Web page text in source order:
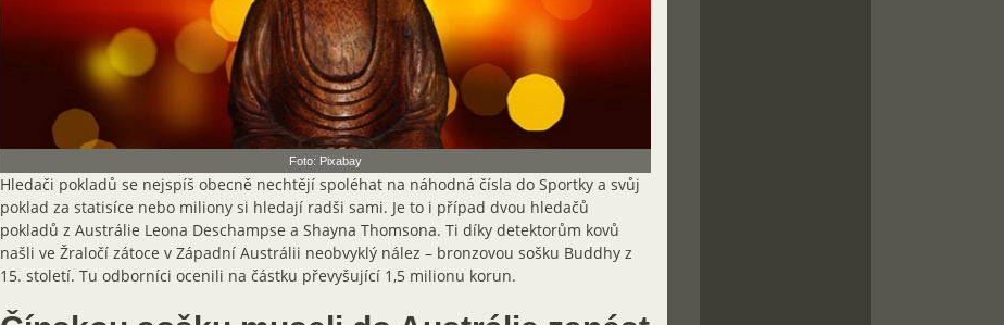
Foto: Pixabay
Hledači pokladů se nejspíš obecně nechtějí spoléhat na náhodná čísla do Sportky a svůj
poklad za statisíce nebo miliony si hledají radši sami. Je to i případ dvou hledačů
pokladů z Austrálie Leona Deschampse a Shayna Thomsona. Ti díky detektorům kovů
našli ve Žraločí zátoce v Západní Austrálii neobvyklý nález – bronzovou sošku Buddhy z
15. století. Tu odborníci ocenili na částku převyšující 1,5 milionu korun.